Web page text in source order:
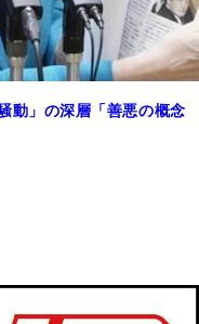
動」の深層「善悪の概念